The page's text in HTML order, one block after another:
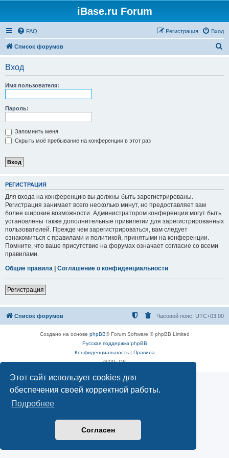
Этот сайт использует cookies для
обеспечения своей корректной работы.
Подробнее
Согласен
iBase.ru Forum
FAQ Вход
Регистрация
Список форумов
Вход
Имя пользователя:
Пароль:
Запомнить меня
Скрыть моё пребывание на конференции в этот раз
РЕГИСТРАЦИЯ
Для входа на конференцию вы должны быть зарегистрированы.
Регистрация занимает всего несколько минут, но предоставляет вам
более широкие возможности. Администратором конференции могут быть
установлены также дополнительные привилегии для зарегистрированных
пользователей. Прежде чем зарегистрироваться, вам следует
ознакомиться с правилами и политикой, принятыми на конференции.
Помните, что ваше присутствие на форумах означает согласие со всеми
правилами.
Общие правила | Соглашение о конфиденциальности
Регистрация
Список форумов Часовой пояс: UTC+03:00
Создано на основе phpBB® Forum Software © phpBB Limited
Русская поддержка phpBB
Конфиденциальность| Правила
GZIP: Off